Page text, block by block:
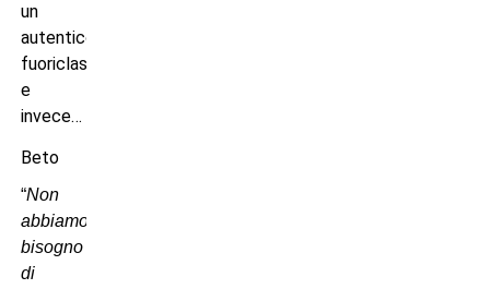
un
autentico
fuoriclasse
e
invece…
Beto
“Non
abbiamo
bisogno
di